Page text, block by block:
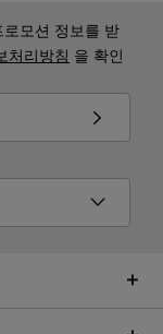
모션 정보를 받
처리방침 을 확인